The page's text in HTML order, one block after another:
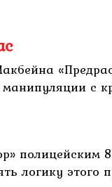
с
полицейским
логику этого